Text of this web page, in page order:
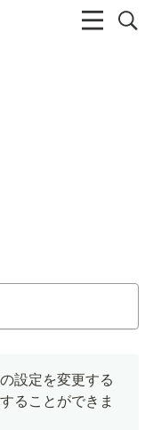
設定を変更する
ることができま